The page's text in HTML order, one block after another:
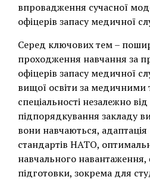
впровадження сучасної
офіцерів запасу медичної
Серед ключових тем –
проходження навчання за
офіцерів запасу медичної
вищої освіти за
спеціальності незалежно
підпорядкування закладу
вони навчаються,
стандартів НАТО,
навчального навантаження,
підготовки, зокрема для